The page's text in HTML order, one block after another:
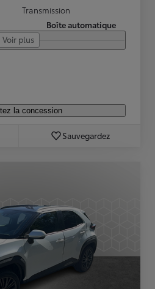
Transmission
Boîte automatique
Voir plus
la concession
Sauvegardez